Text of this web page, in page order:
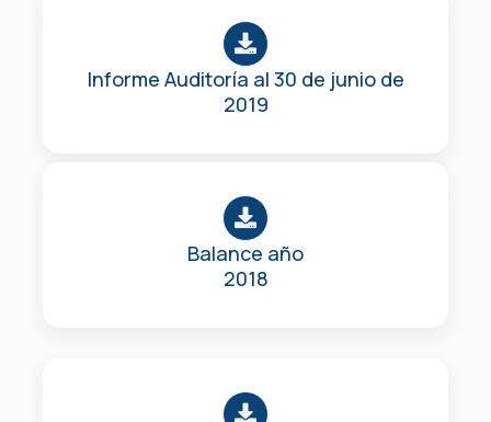
Informe Auditoría al 30 de junio de
2019
Balance año
2018